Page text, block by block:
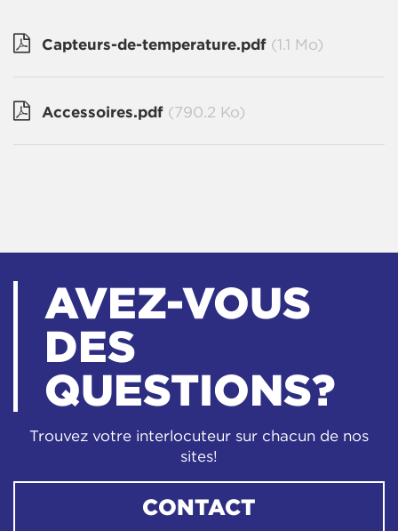
Capteurs-de-temperature.pdf (1.1 Mo)
Accessoires.pdf (790.2 Ko)
AVEZ-VOUS
DES
QUESTIONS?
Trouvez votre interlocuteur sur chacun de nos
sites!
CONTACT